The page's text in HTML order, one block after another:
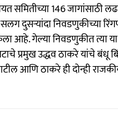
146 जागांसाठी
दुसऱ्यांदा निवडणुकीच्या
आहे. गेल्या निवडणुकीत त्या
प्रमुख उद्धव ठाकरे यांचे बंधू
आणि ठाकरे ही दोन्ही